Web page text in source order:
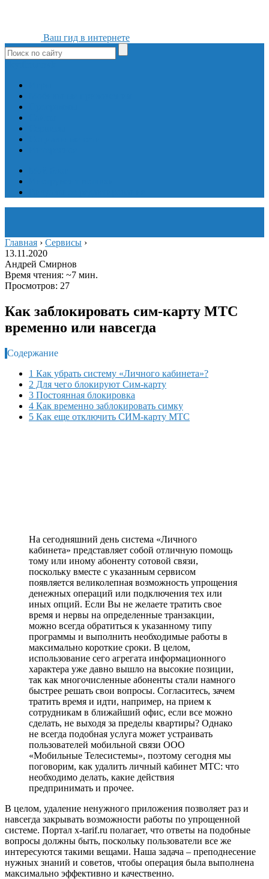
Ваш гид в интернете
Главная › Сервисы ›
13.11.2020
Андрей Смирнов
Время чтения: ~7 мин.
Просмотров: 27
Как заблокировать сим-карту МТС
временно или навсегда
Содержание
1 Как убрать систему «Личного кабинета»?
2 Для чего блокируют Сим-карту
3 Постоянная блокировка
4 Как временно заблокировать симку
5 Как еще отключить СИМ-карту МТС
На сегодняшний день система «Личного
кабинета» представляет собой отличную помощь
тому или иному абоненту сотовой связи,
поскольку вместе с указанным сервисом
появляется великолепная возможность упрощения
денежных операций или подключения тех или
иных опций. Если Вы не желаете тратить свое
время и нервы на определенные транзакции,
можно всегда обратиться к указанному типу
программы и выполнить необходимые работы в
максимально короткие сроки. В целом,
использование сего агрегата информационного
характера уже давно вышло на высокие позиции,
так как многочисленные абоненты стали намного
быстрее решать свои вопросы. Согласитесь, зачем
тратить время и идти, например, на прием к
сотрудникам в ближайший офис, если все можно
сделать, не выходя за пределы квартиры? Однако
не всегда подобная услуга может устраивать
пользователей мобильной связи ООО
«Мобильные Телесистемы», поэтому сегодня мы
поговорим, как удалить личный кабинет МТС: что
необходимо делать, какие действия
предпринимать и прочее.
В целом, удаление ненужного приложения позволяет раз и
навсегда закрывать возможности работы по упрощенной
системе. Портал x-tarif.ru полагает, что ответы на подобные
вопросы должны быть, поскольку пользователи все же
интересуются такими вещами. Наша задача – преподнесение
нужных знаний и советов, чтобы операция была выполнена
максимально эффективно и качественно.